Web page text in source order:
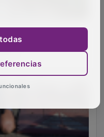
sus bodas de plata